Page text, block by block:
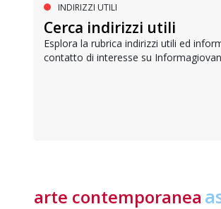
INDIRIZZI UTILI
Cerca indirizzi utili
Esplora la rubrica indirizzi utili ed
contatto di interesse su
arte contemporanea